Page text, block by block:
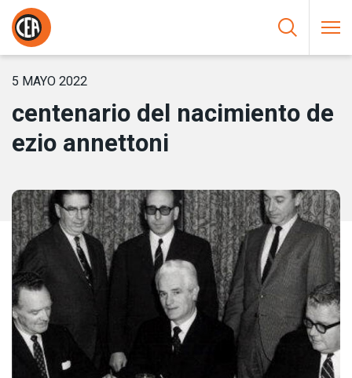
Saltar al contenido
HOME/
ANNETTONI
5 MAYO 2022
centenario del nacimiento de
ezio annettoni